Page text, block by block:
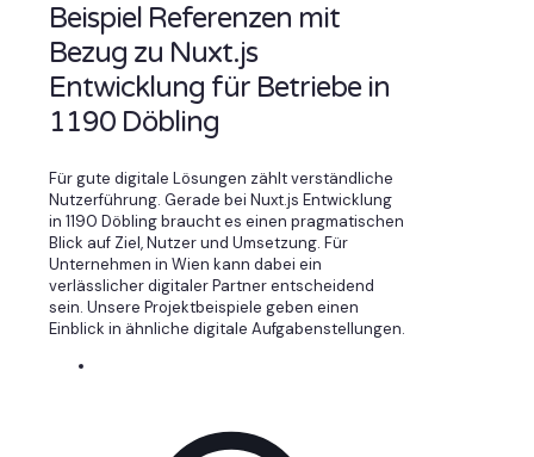
Beispiel Referenzen mit
Bezug zu Nuxt.js
Entwicklung für Betriebe in
1190 Döbling
Für gute digitale Lösungen zählt verständliche
Nutzerführung. Gerade bei Nuxt.js Entwicklung
in 1190 Döbling braucht es einen pragmatischen
Blick auf Ziel, Nutzer und Umsetzung. Für
Unternehmen in Wien kann dabei ein
verlässlicher digitaler Partner entscheidend
sein. Unsere Projektbeispiele geben einen
Einblick in ähnliche digitale Aufgabenstellungen.